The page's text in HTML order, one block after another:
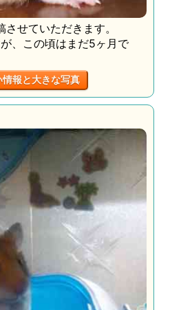
せていただきます。
、この頃はまだ5ヶ月で
情報と大きな写真